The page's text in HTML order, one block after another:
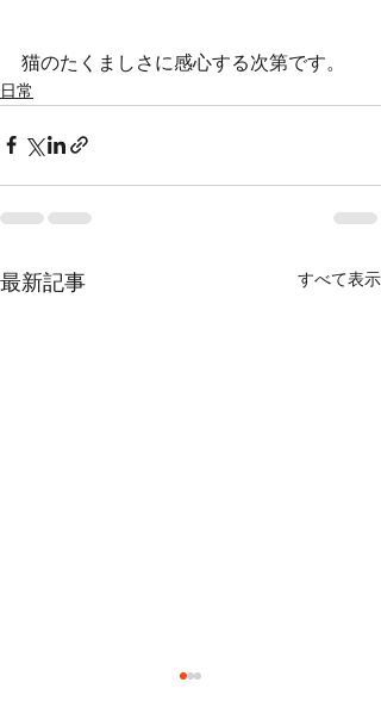
猫のたくましさに感心する次第です。
日常
最新記事 すべて表示